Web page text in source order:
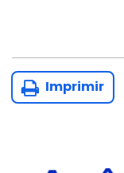
Imprimir